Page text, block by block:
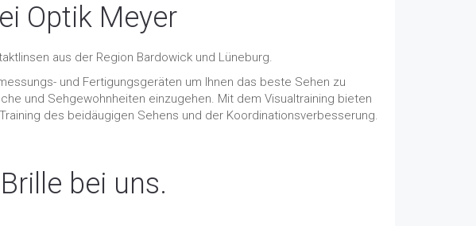
Optik Meyer
aus der Region Bardowick und Lüneburg.
und Fertigungsgeräten um Ihnen das beste Sehen zu
und Sehgewohnheiten einzugehen. Mit dem Visualtraining bieten
des beidäugigen Sehens und der Koordinationsverbesserung.
bei uns.